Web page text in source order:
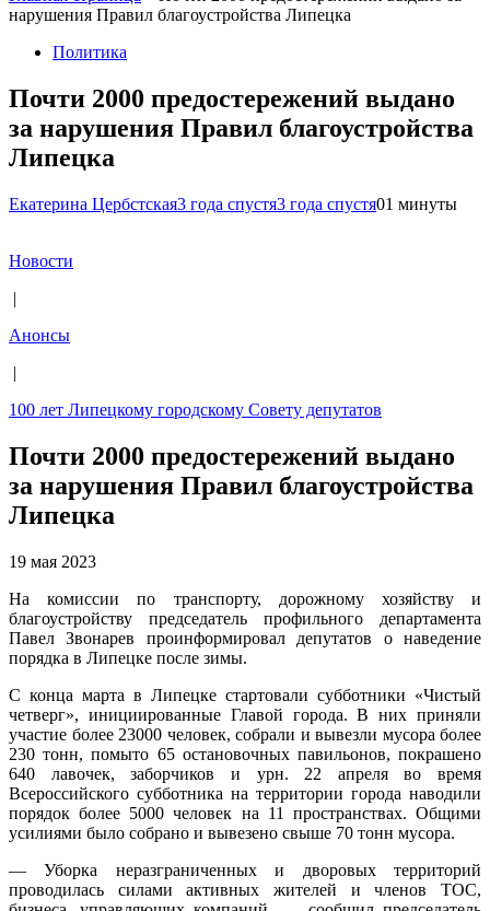
нарушения Правил благоустройства Липецка
Политика
Почти 2000 предостережений выдано
за нарушения Правил благоустройства
Липецка
Екатерина Цербстская3 года спустя3 года спустя01 минуты
Новости
|
Анонсы
|
100 лет Липецкому городскому Совету депутатов
Почти 2000 предостережений выдано
за нарушения Правил благоустройства
Липецка
19 мая 2023
На комиссии по транспорту, дорожному хозяйству и
благоустройству председатель профильного департамента
Павел Звонарев проинформировал депутатов о наведение
порядка в Липецке после зимы.
С конца марта в Липецке стартовали субботники «Чистый
четверг», инициированные Главой города. В них приняли
участие более 23000 человек, собрали и вывезли мусора более
230 тонн, помыто 65 остановочных павильонов, покрашено
640 лавочек, заборчиков и урн. 22 апреля во время
Всероссийского субботника на территории города наводили
порядок более 5000 человек на 11 пространствах. Общими
усилиями было собрано и вывезено свыше 70 тонн мусора.
— Уборка неразграниченных и дворовых территорий
проводилась силами активных жителей и членов ТОС,